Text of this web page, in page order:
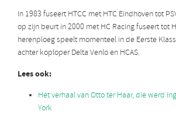
In 1983 fuseert HTCC met HTC Eindhoven tot
op zijn beurt in 2000 met HC Racing fuseert tot
herenploeg speelt momenteel in de Eerste
achter koploper Delta Venlo en HCAS.
Lees ook:
Het verhaal van Otto ter Haar, die werd
York